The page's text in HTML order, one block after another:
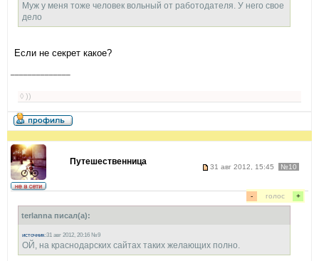
Муж у меня тоже человек вольный от работодателя. У него свое
дело
Если не секрет какое?
◊ ))
Путешественница
31 авг 2012, 15:45 №10
- голос +
terlanna писал(а):
источник:31 авг 2012, 20:16 №9
ОЙ, на краснодарских сайтах таких желающих полно.